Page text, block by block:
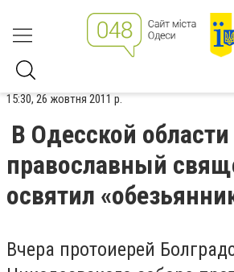
15:30, 26 жовтня 2011 р.
В Одесской области
православный
освятил
Вчера протоиерей